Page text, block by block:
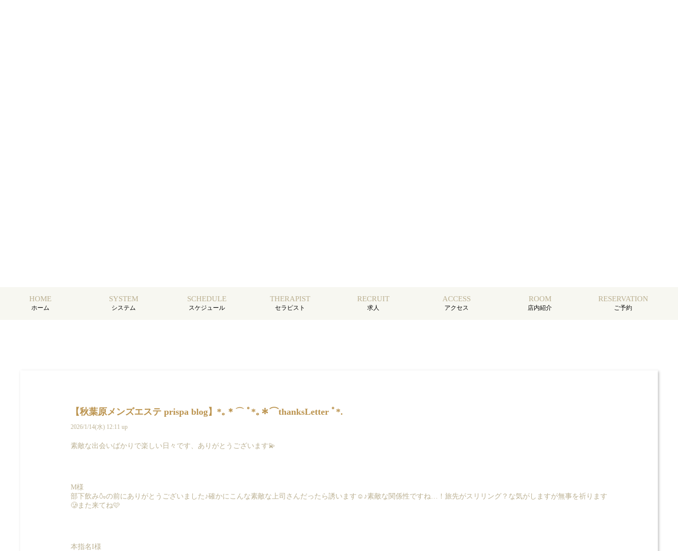
HOME
ホーム
SYSTEM
システム
SCHEDULE
スケジュール
THERAPIST
セラピスト
RECRUIT
求人
ACCESS
アクセス
ROOM
店内紹介
RESERVATION
ご予約
【秋葉原メンズエステ prispa blog】️*｡＊⌒ ﾟ*｡＊⌒thanksLetter ﾟ*.
2026/1/14(水) 12:11 up
素敵な出会いばかりで楽しい日々です、ありがとうございます💫
M様
部下飲み🍶の前にありがとうございました♪確かにこんな素敵な上司さんだったら誘います☺️♪素敵な関係性ですね…！旅先がスリリング？な気がしますが無事を祈ります
🥲また来てね🩷
本指名I様